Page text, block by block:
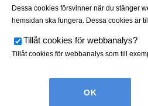
Smalspårsarkivet drivs av
Dessa cookies försvinner när du stänger
hemsidan ska fungera. Dessa cookies är
Tillåt cookies för webbanalys?
Tillåt cookies för webbanalys som till